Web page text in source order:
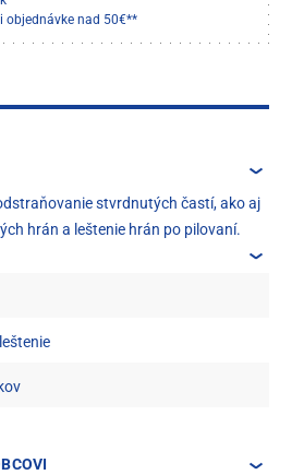
objednávke nad 50€**
stvrdnutých častí, ako aj
hrán a leštenie hrán po pilovaní.